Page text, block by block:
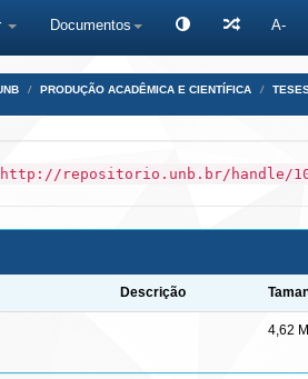
Documentos A-
PRODUÇÃO ACADÊMICA E CIENTÍFICA
http://repositorio.unb.br/handle/
Descrição
4,62